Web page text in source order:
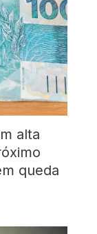
alta
queda